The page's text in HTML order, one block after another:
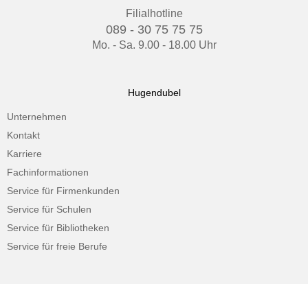
Filialhotline
089 - 30 75 75 75
Mo. - Sa. 9.00 - 18.00 Uhr
Hugendubel
Unternehmen
Kontakt
Karriere
Fachinformationen
Service für Firmenkunden
Service für Schulen
Service für Bibliotheken
Service für freie Berufe